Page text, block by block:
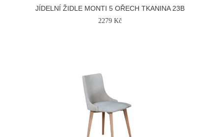
JÍDELNÍ ŽIDLE MONTI 5 OŘECH TKANINA 23B
2279 Kč